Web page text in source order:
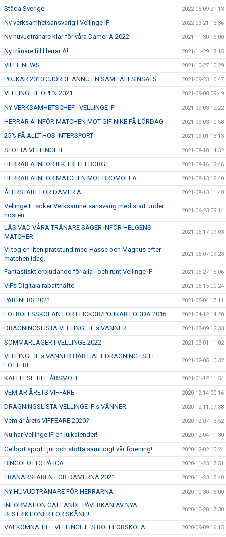
Städa Sverige 2022-05-09 21:13
Ny verksamhetsansvarig i Vellinge IF 2022-03-21 15:36
Ny huvudtränare klar för våra Damer A 2022! 2021-11-30 16:00
Ny tränare till Herrar A! 2021-11-29 18:15
VIFFE NEWS 2021-10-27 10:29
POJKAR 2010 GJORDE ÄNNU EN SAMHÄLLSINSATS 2021-09-23 10:47
VELLINGE IF OPEN 2021 2021-09-08 09:49
NY VERKSAMHETSCHEF I VELLINGE IF 2021-09-03 12:22
HERRAR A INFÖR MATCHEN MOT GIF NIKE PÅ LÖRDAG 2021-09-03 10:58
25% PÅ ALLT HOS INTERSPORT 2021-09-01 15:13
STÖTTA VELLINGE IF 2021-08-18 14:32
HERRAR A INFÖR IFK TRELLEBORG 2021-08-16 12:46
HERRAR A INFÖR MATCHEN MOT BROMÖLLA 2021-08-13 12:40
ÅTERSTART FÖR DAMER A 2021-08-13 11:40
Vellinge IF söker Verksamhetsansvarig med start under
hösten
2021-06-23 09:14
LÄS VAD VÅRA TRÄNARE SÄGER INFÖR HELGENS
MATCHER
2021-06-17 09:03
Vi tog en liten pratstund med Hasse och Magnus efter
matchen idag.
2021-06-07 09:23
Fantastiskt erbjudande för alla i och runt Vellinge IF 2021-05-27 15:06
VIFs Digitala rabatthäfte 2021-05-15 00:24
PARTNERS 2021 2021-05-04 17:11
FOTBOLLSSKOLAN FÖR FLICKOR/POJKAR FÖDDA 2016 2021-04-12 14:28
DRAGNINGSLISTA VELLINGE IF:s VÄNNER 2021-03-09 12:33
SOMMARLÄGER I VELLINGE 2022 2021-03-01 11:02
VELLINGE IF:s VÄNNER HAR HAFT DRAGNING I SITT
LOTTERI.
2021-02-05 10:32
KALLELSE TILL ÅRSMÖTE 2021-01-12 11:54
VEM ÄR ÅRETS VIFFARE 2020-12-14 00:16
DRAGNINGSLISTA VELLINGE IF:s VÄNNER 2020-12-11 07:38
Vem är årets VIFFEARE 2020? 2020-12-07 13:52
Nu har Vellinge IF en julkalender! 2020-12-04 11:30
Ge bort sport i jul och stötta samtidigt vår förening! 2020-12-02 10:24
BINGOLOTTO PÅ ICA 2020-11-23 17:51
TRÄNARSTABEN FÖR DAMERNA 2021 2020-11-23 15:40
NY HUVUDTRÄNARE FÖR HERRARNA 2020-10-30 16:00
INFORMATION GÄLLANDE PÅVERKAN AV NYA
RESTRIKTIONER FÖR SKÅNE!!
2020-10-28 17:30
VÄLKOMNA TILL VELLINGE IF:S BOLLFÖRSKOLA 2020-09-09 16:15